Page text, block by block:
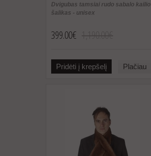
Dvigubas tamsiai rudo sabalo kailio
šalikas - unisex
399.00€
Pridėti į krepšelį Plačiau